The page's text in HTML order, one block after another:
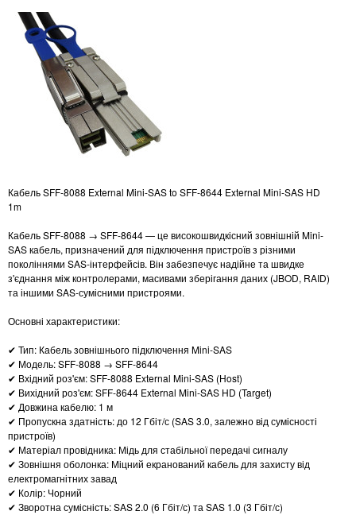
Кабель SFF-8088 External Mini-SAS to SFF-8644 External Mini-SAS HD
1m
Кабель SFF-8088 → SFF-8644 — це високошвидкісний зовнішній Mini-
SAS кабель, призначений для підключення пристроїв з різними
поколіннями SAS-інтерфейсів. Він забезпечує надійне та швидке
з'єднання між контролерами, масивами зберігання даних (JBOD, RAID)
та іншими SAS-сумісними пристроями.
Основні характеристики:
✔ Тип: Кабель зовнішнього підключення Mini-SAS
✔ Модель: SFF-8088 → SFF-8644
✔ Вхідний роз'єм: SFF-8088 External Mini-SAS (Host)
✔ Вихідний роз'єм: SFF-8644 External Mini-SAS HD (Target)
✔ Довжина кабелю: 1 м
✔ Пропускна здатність: до 12 Гбіт/с (SAS 3.0, залежно від сумісності
пристроїв)
✔ Матеріал провідника: Мідь для стабільної передачі сигналу
✔ Зовнішня оболонка: Міцний екранований кабель для захисту від
електромагнітних завад
✔ Колір: Чорний
✔ Зворотна сумісність: SAS 2.0 (6 Гбіт/с) та SAS 1.0 (3 Гбіт/с)